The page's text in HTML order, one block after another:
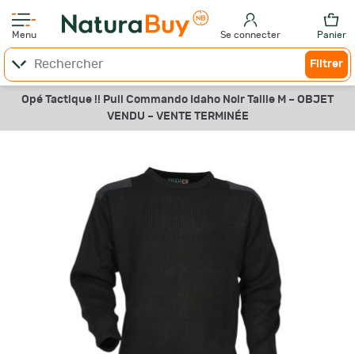
Menu Se connecter Panier
Filtrer
Opé Tactique !! Pull Commando Idaho Noir Taille M – OBJET
VENDU – VENTE TERMINÉE